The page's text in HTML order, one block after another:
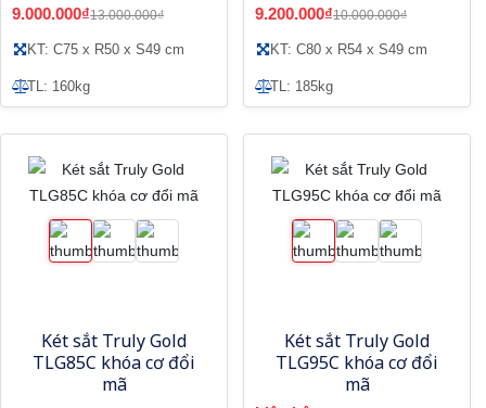
9.000.000₫13.000.000₫
KT: C75 x R50 x S49 cm
TL: 160kg
9.200.000₫10.000.000₫
KT: C80 x R54 x S49 cm
TL: 185kg
Két sắt Truly Gold
TLG85C khóa cơ đổi
mã
Két sắt Truly Gold
TLG95C khóa cơ đổi
mã